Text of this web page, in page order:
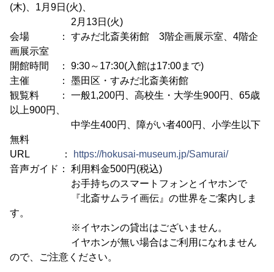
(木)、1月9日(火)、
2月13日(火)
会場 ： すみだ北斎美術館 3階企画展示室、4階企
画展示室
開館時間 ： 9:30～17:30(入館は17:00まで)
主催 ： 墨田区・すみだ北斎美術館
観覧料 ： 一般1,200円、高校生・大学生900円、65歳
以上900円、
中学生400円、障がい者400円、小学生以下
無料
URL ：
https://hokusai-museum.jp/Samurai/
音声ガイド： 利用料金500円(税込)
お手持ちのスマートフォンとイヤホンで
『北斎サムライ画伝』の世界をご案内しま
す。
※イヤホンの貸出はございません。
イヤホンが無い場合はご利用になれません
ので、ご注意ください。